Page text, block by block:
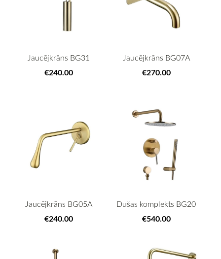
Jaucējkrāns BG31
€240.00
Jaucējkrāns BG07A
€270.00
Jaucējkrāns BG05A
€240.00
Dušas komplekts BG20
€540.00